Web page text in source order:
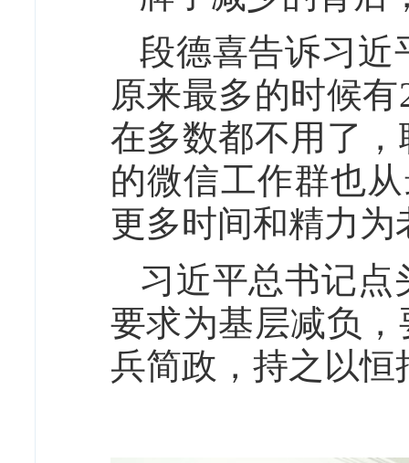
段德喜告诉习近
原来最多的时候
在多数都不用了
的微信工作群也
更多时间和精力为
习近平总书记点
要求为基层减负
兵简政，持之以